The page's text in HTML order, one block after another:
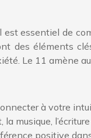
essentiel de
des éléments
Le 11 amène
à votre
musique,
positive